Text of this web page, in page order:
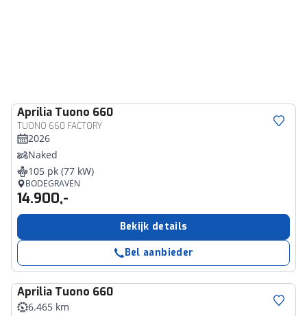
Aprilia Tuono 660
TUONO 660 FACTORY
2026
Naked
105 pk (77 kW)
BODEGRAVEN
14.900,-
Bekijk details
Bel aanbieder
Aprilia Tuono 660
6.465 km